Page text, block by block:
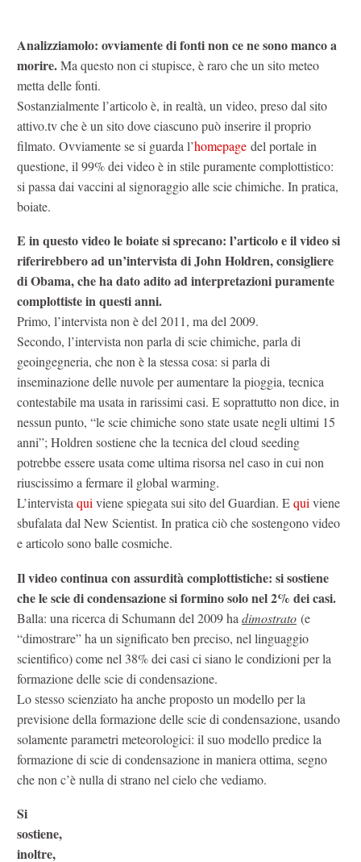
Analizziamolo: ovviamente di fonti non ce ne sono manco a
morire.Ma questo non ci stupisce, è raro che un sito meteo
metta delle fonti.
Sostanzialmente l’articolo è, in realtà, un video, preso dal sito
attivo.tv che è un sito dove ciascuno può inserire il proprio
filmato. Ovviamente se si guarda l’homepage del portale in
questione, il 99% dei video è in stile puramente complottistico:
si passa dai vaccini al signoraggio alle scie chimiche. In pratica,
boiate.
E in questo video le boiate si sprecano: l’articolo e il video si
riferirebbero ad un’intervista di John Holdren, consigliere
di Obama, che ha dato adito ad interpretazioni puramente
complottiste in questi anni.
Primo, l’intervista non è del 2011, ma del 2009.
Secondo, l’intervista non parla di scie chimiche, parla di
geoingegneria, che non è la stessa cosa: si parla di
inseminazione delle nuvole per aumentare la pioggia, tecnica
contestabile ma usata in rarissimi casi. E soprattutto non dice, in
nessun punto, “le scie chimiche sono state usate negli ultimi 15
anni”; Holdren sostiene che la tecnica del cloud seeding
potrebbe essere usata come ultima risorsa nel caso in cui non
riuscissimo a fermare il global warming.
L’intervistaquiviene spiegata sui sito del Guardian. Equiviene
sbufalata dal New Scientist. In pratica ciò che sostengono video
e articolo sono balle cosmiche.
Il video continua con assurdità complottistiche: si sostiene
che le scie di condensazione si formino solo nel 2% dei casi.
Balla: una ricerca di Schumann del 2009 ha dimostrato (e
“dimostrare” ha un significato ben preciso, nel linguaggio
scientifico) come nel 38% dei casi ci siano le condizioni per la
formazione delle scie di condensazione.
Lo stesso scienziato ha anche proposto un modello per la
previsione della formazione delle scie di condensazione, usando
solamente parametri meteorologici: il suo modello predice la
formazione di scie di condensazione in maniera ottima, segno
che non c’è nulla di strano nel cielo che vediamo.
Si
sostiene,
inoltre,